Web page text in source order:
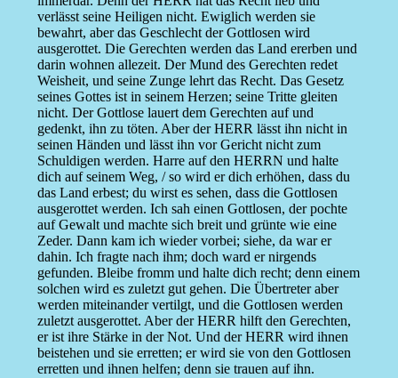
verlässt seine Heiligen nicht. Ewiglich werden sie
bewahrt, aber das Geschlecht der Gottlosen wird
ausgerottet. Die Gerechten werden das Land ererben und
darin wohnen allezeit. Der Mund des Gerechten redet
Weisheit, und seine Zunge lehrt das Recht. Das Gesetz
seines Gottes ist in seinem Herzen; seine Tritte gleiten
nicht. Der Gottlose lauert dem Gerechten auf und
gedenkt, ihn zu töten. Aber der HERR lässt ihn nicht in
seinen Händen und lässt ihn vor Gericht nicht zum
Schuldigen werden. Harre auf den HERRN und halte
dich auf seinem Weg, / so wird er dich erhöhen, dass du
das Land erbest; du wirst es sehen, dass die Gottlosen
ausgerottet werden. Ich sah einen Gottlosen, der pochte
auf Gewalt und machte sich breit und grünte wie eine
Zeder. Dann kam ich wieder vorbei; siehe, da war er
dahin. Ich fragte nach ihm; doch ward er nirgends
gefunden. Bleibe fromm und halte dich recht; denn einem
solchen wird es zuletzt gut gehen. Die Übertreter aber
werden miteinander vertilgt, und die Gottlosen werden
zuletzt ausgerottet. Aber der HERR hilft den Gerechten,
er ist ihre Stärke in der Not. Und der HERR wird ihnen
beistehen und sie erretten; er wird sie von den Gottlosen
erretten und ihnen helfen; denn sie trauen auf ihn.